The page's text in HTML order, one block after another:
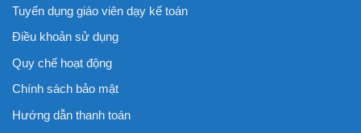
Tuyển dụng giáo viên dạy kế toán
Điều khoản sử dụng
Quy chế hoạt động
Chính sách bảo mật
Hướng dẫn thanh toán